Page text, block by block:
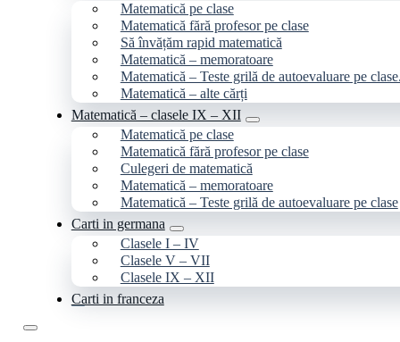
Matematică pe clase
Matematică fără profesor pe clase
Să învățăm rapid matematică
Matematică – memoratoare
Matematică – Teste grilă de autoevaluare pe
Matematică – alte cărți
Matematică – clasele IX – XII
Matematică pe clase
Matematică fără profesor pe clase
Culegeri de matematică
Matematică – memoratoare
Matematică – Teste grilă de autoevaluare pe clase
Carti in germana
Clasele I – IV
Clasele V – VII
Clasele IX – XII
Carti in franceza